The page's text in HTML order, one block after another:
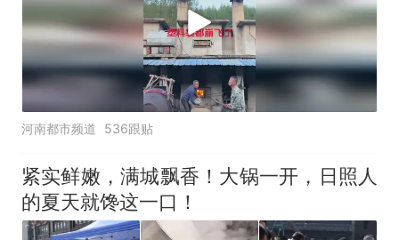
河南都市频道 536跟贴
紧实鲜嫩，满城飘香！大锅一开，日照人
的夏天就馋这一口！